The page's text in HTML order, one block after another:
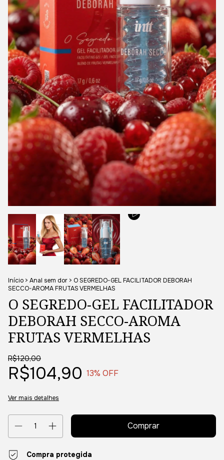
Início > Anal sem dor > O SEGREDO-GEL FACILITADOR DEBORAH
SECCO-AROMA FRUTAS VERMELHAS
O SEGREDO-GEL FACILITADOR
DEBORAH SECCO-AROMA
FRUTAS VERMELHAS
R$120,00
R$104,90 13% OFF
Ver mais detalhes
Compra protegida